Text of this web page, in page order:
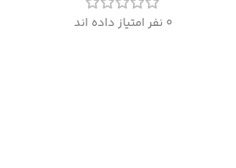
0 نفر امتیاز داده اند